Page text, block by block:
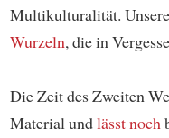
Multikulturalität.
Wurzeln, die in
Die Zeit des Zweiten
Material undlässt noch